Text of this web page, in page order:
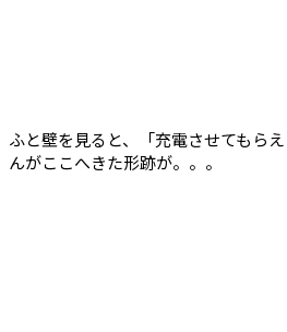
ふと壁を見ると、「充電させてもら
んがここへきた形跡が。。。